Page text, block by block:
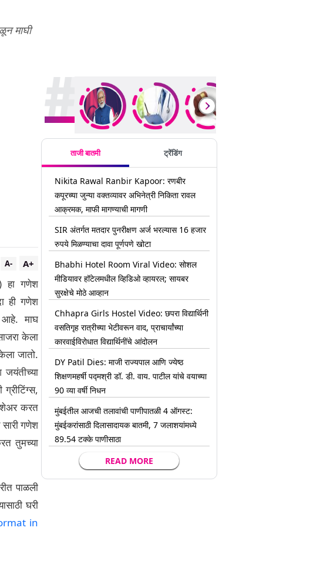
माघी
A+
A-
हा गणेश
ही गणेश
आहे. माघ
केला
जातो.
जयंतीच्या
ग्रीटिंग्स,
करत
गणेश
तुमच्या
पाळली
घरी
in
ताजी बातमी ट्रेंडिंग
Nikita Rawal Ranbir Kapoor: रणबीर
कपूरच्या जुन्या वक्तव्यावर अभिनेत्री निकिता रावल
आक्रमक, माफी मागण्याची मागणी
SIR अंतर्गत मतदार पुनरीक्षण अर्ज भरल्यास 16 हजार
रुपये मिळण्याचा दावा पूर्णपणे खोटा
Bhabhi Hotel Room Viral Video: सोशल
मीडियावर हॉटेलमधील व्हिडिओ व्हायरल; सायबर
सुरक्षेचे मोठे आव्हान
Chhapra Girls Hostel Video: छपरा विद्यार्थिनी
वसतिगृह रात्रीच्या भेटीवरून वाद, प्राचार्यांच्या
कारवाईविरोधात विद्यार्थिनींचे आंदोलन
DY Patil Dies: माजी राज्यपाल आणि ज्येष्ठ
शिक्षणमहर्षी पद्मश्री डॉ. डी. वाय. पाटील यांचे वयाच्या
90 व्या वर्षी निधन
मुंबईतील आजची तलावांची पाणीपातळी 4 ऑगस्ट:
मुंबईकरांसाठी दिलासादायक बातमी, 7 जलाशयांमध्ये
89.54 टक्के पाणीसाठा
READ MORE